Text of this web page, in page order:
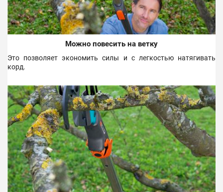
Можно повесить на ветку
Это позволяет экономить силы и с легкостью натягивать
корд.